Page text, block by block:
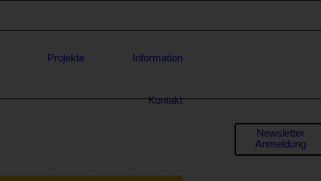
Projekte Information
Kontakt
Newsletter
Anmeldung